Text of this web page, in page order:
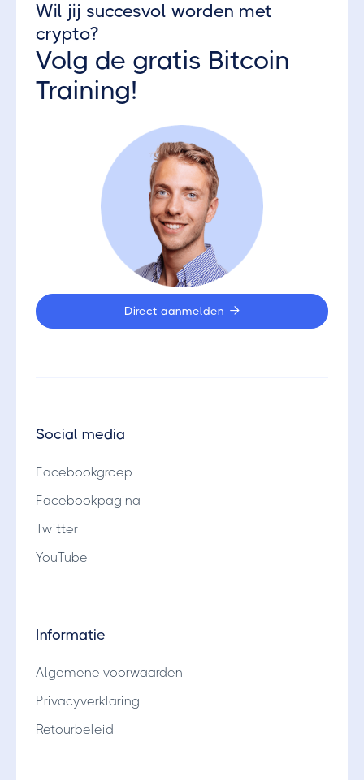
Wil jij succesvol worden met
crypto?
Volg de gratis Bitcoin
Training!
Direct aanmelden 
Social media
Facebookgroep
Facebookpagina
Twitter
YouTube
Informatie
Algemene voorwaarden
Privacyverklaring
Retourbeleid